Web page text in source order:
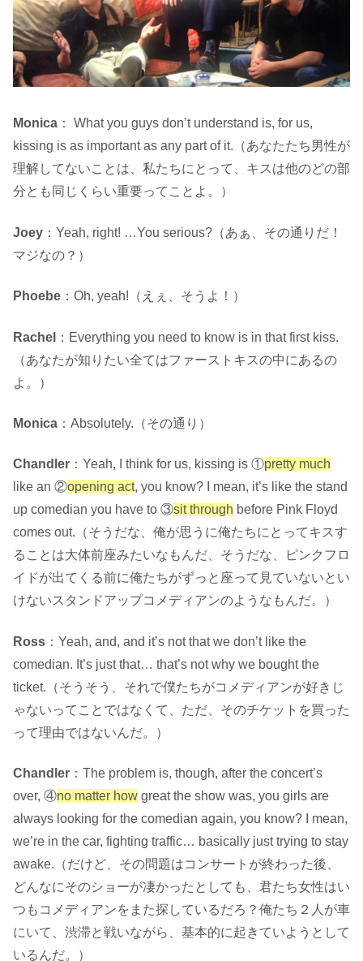
Monica ： What you guys don’t understand is, for us,
kissing is as important as any part of it.（あなたたち男性が
理解してないことは、私たちにとって、キスは他のどの部
分とも同じくらい重要ってことよ。）
Joey ：Yeah, right! …You serious?（あぁ、その通りだ！
マジなの？）
Phoebe ：Oh, yeah!（えぇ、そうよ！）
Rachel
：Everything you need to know is in that first kiss.
（あなたが知りたい全てはファーストキスの中にあるの
よ。）
Monica ：Absolutely.（その通り）
Chandler ：Yeah, I think for us, kissing is ①pretty much
like an ②opening act, you know? I mean, it’s like the stand
up comedian you have to ③sit through before Pink Floyd
comes out.（そうだな、俺が思うに俺たちにとってキスす
ることは大体前座みたいなもんだ、そうだな、ピンクフロ
イドが出てくる前に俺たちがずっと座って見ていないとい
けないスタンドアップコメディアンのようなもんだ。）
Ross ：Yeah, and, and it’s not that we don’t like the
comedian. It’s just that… that’s not why we bought the
ticket.（そうそう、それで僕たちがコメディアンが好きじ
ゃないってことではなくて、ただ、そのチケットを買った
って理由ではないんだ。）
Chandler ：The problem is, though, after the concert’s
over, ④no matter how great the show was, you girls are
always looking for the comedian again, you know? I mean,
we’re in the car, fighting traffic… basically just trying to stay
awake.（だけど、その問題はコンサートが終わった後、
どんなにそのショーが凄かったとしても、君たち女性はい
つもコメディアンをまた探しているだろ？俺たち２人が車
にいて、渋滞と戦いながら、基本的に起きていようとして
いるんだ。）